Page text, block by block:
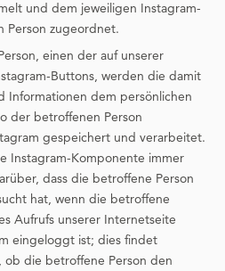
und dem jeweiligen Instagram-
Person zugeordnet.
einen der auf unserer
Buttons, werden die damit
Informationen dem persönlichen
der betroffenen Person
gespeichert und verarbeitet.
Instagram-Komponente immer
dass die betroffene Person
hat, wenn die betroffene
Aufrufs unserer Internetseite
eingeloggt ist; dies findet
die betroffene Person den